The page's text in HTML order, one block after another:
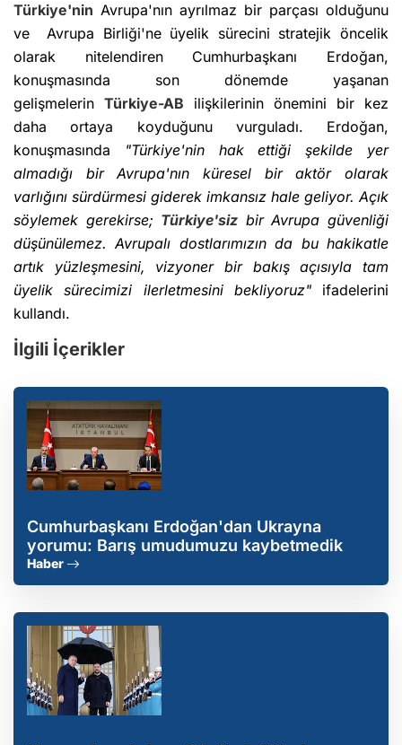
Türkiye'nin Avrupa'nın ayrılmaz bir parçası olduğunu
ve Avrupa Birliği'ne üyelik sürecini stratejik öncelik
olarak nitelendiren Cumhurbaşkanı Erdoğan,
konuşmasında son dönemde yaşanan
gelişmelerin Türkiye-AB ilişkilerinin önemini bir kez
daha ortaya koyduğunu vurguladı. Erdoğan,
konuşmasında
"Türkiye'nin hak ettiği şekilde yer
almadığı bir Avrupa'nın küresel bir aktör olarak
varlığını sürdürmesi giderek imkansız hale geliyor. Açık
söylemek gerekirse; Türkiye'siz bir Avrupa güvenliği
düşünülemez. Avrupalı dostlarımızın da bu hakikatle
artık yüzleşmesini, vizyoner bir bakış açısıyla tam
üyelik sürecimizi ilerletmesini bekliyoruz" ifadelerini
kullandı.
İlgili İçerikler
Cumhurbaşkanı Erdoğan'dan Ukrayna
yorumu: Barış umudumuzu kaybetmedik
Haber